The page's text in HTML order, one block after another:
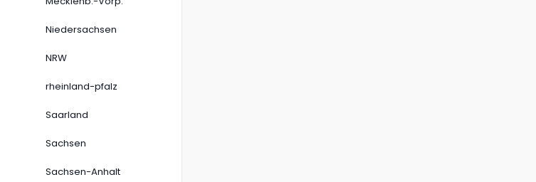
Niedersachsen
NRW
rheinland-pfalz
Saarland
Sachsen
Sachsen-Anhalt